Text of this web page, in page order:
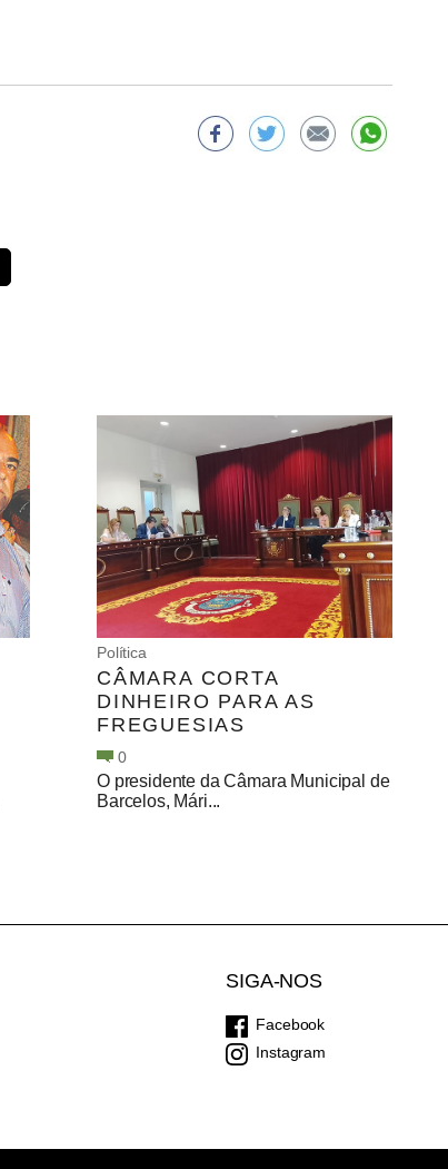
Política
CÂMARA CORTA
DINHEIRO PARA AS
FREGUESIAS
0
O presidente da Câmara Municipal de
Barcelos, Mári...
SIGA-NOS
Facebook
Instagram